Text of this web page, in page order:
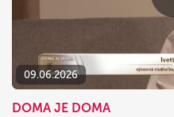
09.06.2026
DOMA JE DOMA